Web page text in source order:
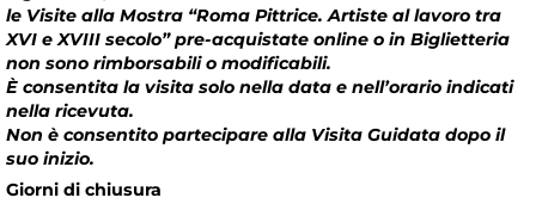
le Visite alla Mostra “Roma Pittrice. Artiste al lavoro tra
XVI e XVIII secolo” pre-acquistate online o in Biglietteria
non sono rimborsabili o modificabili.
È consentita la visita solo nella data e nell’orario indicati
nella ricevuta.
Non è consentito partecipare alla Visita Guidata dopo il
suo inizio.
Giorni di chiusura